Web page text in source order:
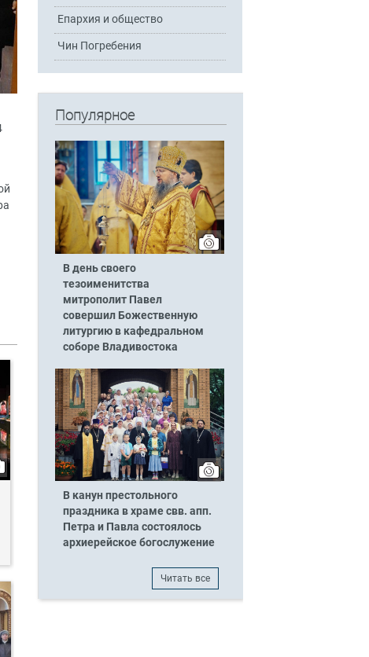
Епархия и общество
Чин Погребения
Популярное
В день своего
тезоименитства
митрополит Павел
совершил Божественную
литургию в кафедральном
соборе Владивостока
В канун престольного
праздника в храме свв. апп.
Петра и Павла состоялось
архиерейское богослужение
Читать все